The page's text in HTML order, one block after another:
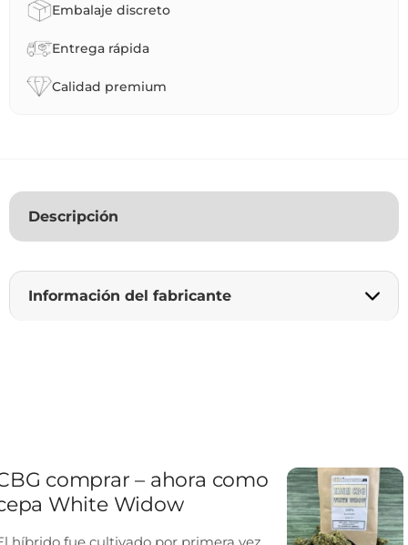
Embalaje discreto
Entrega rápida
Calidad premium
Descripción
Información del fabricante
comprar – ahora como
White Widow